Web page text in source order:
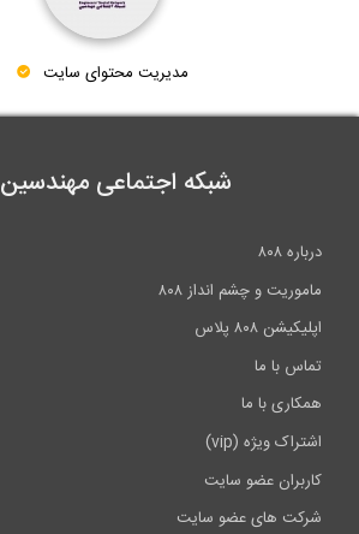
مدیریت محتوای سایت
شبکه اجتماعی مهندسین 808
درباره ۸۰۸
ماموریت و چشم انداز ۸۰۸
اپلیکیشن ۸۰۸ پلاس
تماس با ما
همکاری با ما
اشتراک ویژه (vip)
کاربران عضو سایت
شرکت های عضو سایت